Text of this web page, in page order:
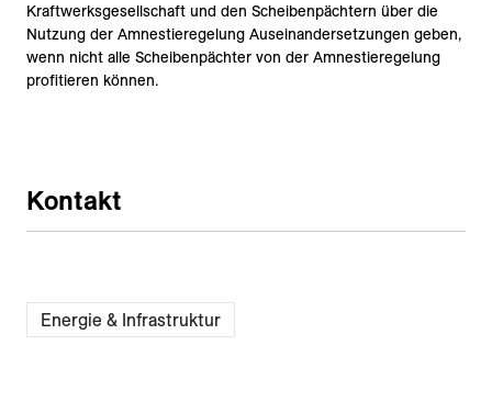
Kraftwerksgesellschaft und den Scheibenpächtern über die
Nutzung der Amnestieregelung Auseinandersetzungen geben,
wenn nicht alle Scheibenpächter von der Amnestieregelung
profitieren können.
Kontakt
Energie & Infrastruktur